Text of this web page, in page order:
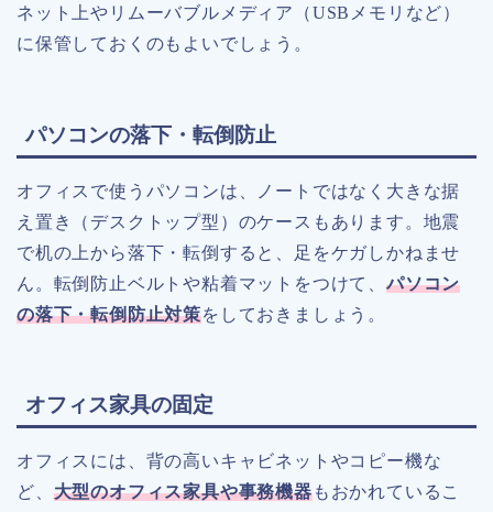
ネット上やリムーバブルメディア（USBメモリなど）
に保管しておくのもよいでしょう。
パソコンの落下・転倒防止
オフィスで使うパソコンは、ノートではなく大きな据
え置き（デスクトップ型）のケースもあります。地震
で机の上から落下・転倒すると、足をケガしかねませ
ん。転倒防止ベルトや粘着マットをつけて、 パソコン
の落下・転倒防止対策をしておきましょう。
オフィス家具の固定
オフィスには、背の高いキャビネットやコピー機な
ど、 大型のオフィス家具や事務機器もおかれているこ